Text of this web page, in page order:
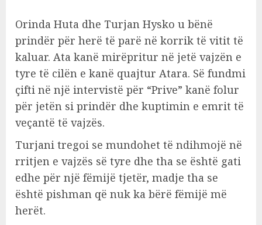
Orinda Huta dhe Turjan Hysko u bënë
prindër për herë të parë në korrik të vitit të
kaluar. Ata kanë mirëpritur në jetë vajzën e
tyre të cilën e kanë quajtur Atara. Së fundmi
çifti në një intervistë për “Prive” kanë folur
për jetën si prindër dhe kuptimin e emrit të
veçantë të vajzës.
Turjani tregoi se mundohet të ndihmojë në
rritjen e vajzës së tyre dhe tha se është gati
edhe për një fëmijë tjetër, madje tha se
është pishman që nuk ka bërë fëmijë më
herët.